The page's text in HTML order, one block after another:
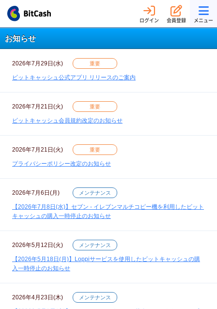
ログイン 会員登録 メニュー
お知らせ
2026年7月29日(水) 重要
ビットキャッシュ公式アプリ リリースのご案内
2026年7月21日(火) 重要
ビットキャッシュ会員規約改定のお知らせ
2026年7月21日(火) 重要
プライバシーポリシー改定のお知らせ
2026年7月6日(月) メンテナンス
【2026年7月8日(水)】セブン - イレブンマルチコピー機を利用したビット
キャッシュの購入一時停止のお知らせ
2026年5月12日(火) メンテナンス
【2026年5月18日(月)】Loppiサービスを使用したビットキャッシュの購
入一時停止のお知らせ
2026年4月23日(木) メンテナンス